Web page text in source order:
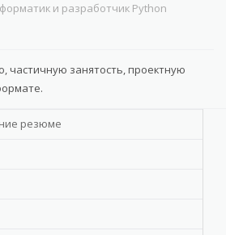
и разработчик Python
частичную занятость, проектную
резюме